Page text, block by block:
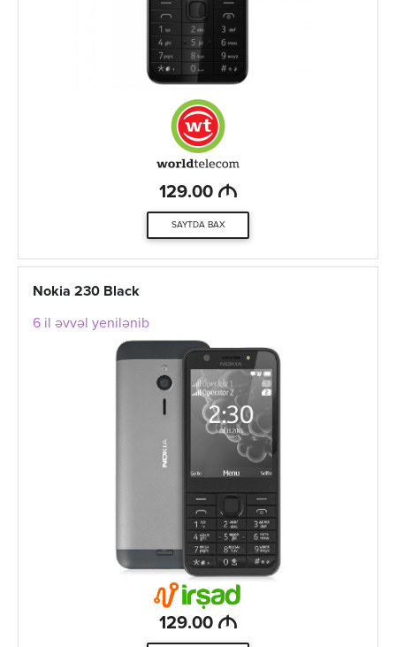
129.00 M
SAYTDA BAX
Nokia 230 Black
6 il əvvəl yenilənib
129.00 M